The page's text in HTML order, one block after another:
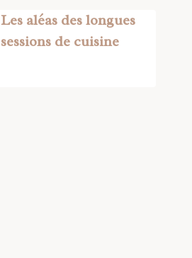
Les aléas des longues
sessions de cuisine